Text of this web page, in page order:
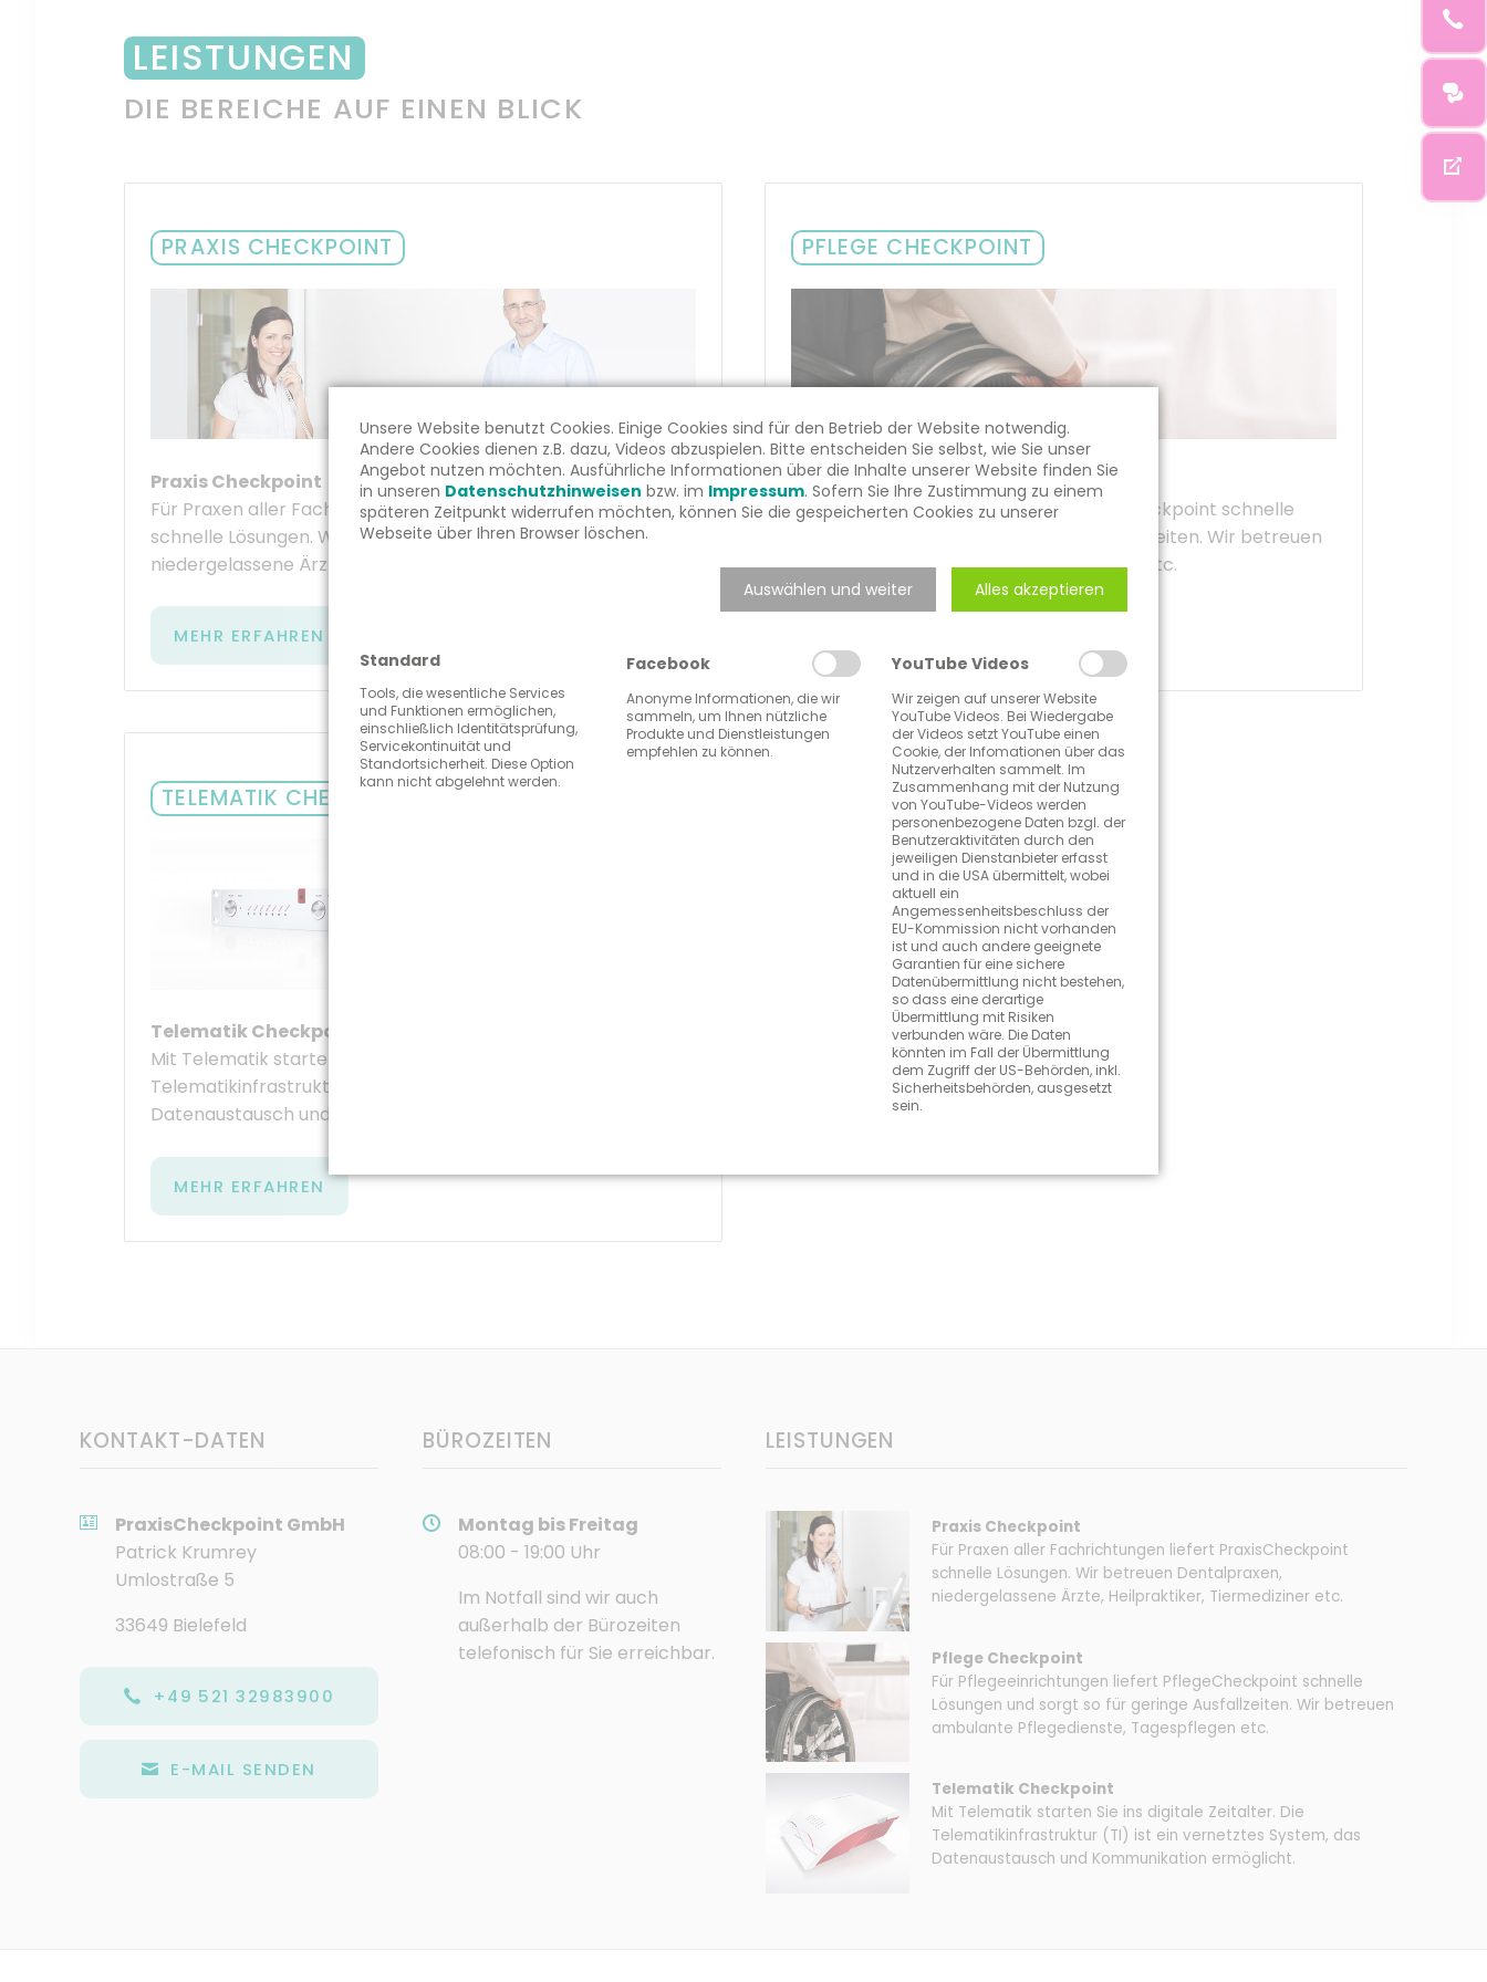
LEISTUNGEN
DIE BEREICHE AUF EINEN BLICK
PRAXIS CHECKPOINT
Praxis Checkpoint
Für Praxen aller Fachrichtungen liefert Praxis­Checkpoint
schnelle Lösungen. Wir betreuen Dentalpraxen,
niedergelassene Ärzte, Heilpraktiker, Tiermediziner etc.
MEHR ERFAHREN
PFLEGE CHECKPOINT
Pflege Checkpoint
Für Pflegeeinrichtungen liefert Pflege­Checkpoint schnelle
Lösungen und sorgt so für geringe Ausfallzeiten. Wir betreuen
ambulante Pflegedienste, Tagespflegen etc.
TELEMATIK CHECKPOINT
Telematik Checkpoint
Mit Telematik starten Sie ins digitale Zeitalter. Die
Telematikinfrastruktur (TI) ist ein vernetztes System, das
Datenaustausch und Kommunikation ermöglicht.
MEHR ERFAHREN
KONTAKT-DATEN
PraxisCheckpoint GmbH
Patrick Krumrey
Umlostraße 5
33649 Bielefeld
+49 521 32983900
E-MAIL SENDEN
BÜROZEITEN
Montag bis Freitag
08:00 - 19:00 Uhr
Im Notfall sind wir auch
außerhalb der Bürozeiten
telefonisch für Sie erreichbar.
LEISTUNGEN
Praxis Checkpoint
Für Praxen aller Fachrichtungen liefert Praxis­Checkpoint
schnelle Lösungen. Wir betreuen Dentalpraxen,
niedergelassene Ärzte, Heilpraktiker, Tiermediziner etc.
Pflege Checkpoint
Für Pflegeeinrichtungen liefert Pflege­Checkpoint schnelle
Lösungen und sorgt so für geringe Ausfallzeiten. Wir betreuen
ambulante Pflegedienste, Tagespflegen etc.
Telematik Checkpoint
Mit Telematik starten Sie ins digitale Zeitalter. Die
Telematikinfrastruktur (TI) ist ein vernetztes System, das
Datenaustausch und Kommunikation ermöglicht.
Unsere Website benutzt Cookies. Einige Cookies sind für den Betrieb der Website notwendig.
Andere Cookies dienen z.B. dazu, Videos abzuspielen. Bitte entscheiden Sie selbst, wie Sie unser
Angebot nutzen möchten. Ausführliche Informationen über die Inhalte unserer Website finden Sie
in unseren Datenschutzhinweisen bzw. im Impressum. Sofern Sie Ihre Zustimmung zu einem
späteren Zeitpunkt widerrufen möchten, können Sie die gespeicherten Cookies zu unserer
Webseite über Ihren Browser löschen.
Auswählen und weiter Alles akzeptieren
Standard
Tools, die wesentliche Services
und Funktionen ermöglichen,
einschließlich Identitätsprüfung,
Servicekontinuität und
Standortsicherheit. Diese Option
kann nicht abgelehnt werden.
Facebook
Anonyme Informationen, die wir
sammeln, um Ihnen nützliche
Produkte und Dienstleistungen
empfehlen zu können.
YouTube Videos
Wir zeigen auf unserer Website
YouTube Videos. Bei Wiedergabe
der Videos setzt YouTube einen
Cookie, der Infomationen über das
Nutzerverhalten sammelt. Im
Zusammenhang mit der Nutzung
von YouTube-Videos werden
personenbezogene Daten bzgl. der
Benutzeraktivitäten durch den
jeweiligen Dienstanbieter erfasst
und in die USA übermittelt, wobei
aktuell ein
Angemessenheitsbeschluss der
EU-Kommission nicht vorhanden
ist und auch andere geeignete
Garantien für eine sichere
Datenübermittlung nicht bestehen,
so dass eine derartige
Übermittlung mit Risiken
verbunden wäre. Die Daten
könnten im Fall der Übermittlung
dem Zugriff der US-Behörden, inkl.
Sicherheitsbehörden, ausgesetzt
sein.